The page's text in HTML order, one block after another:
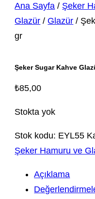
Ana Sayfa / Şeker
Glazür / Glazür /
gr
Şeker Sugar Kahve
₺85,00
Stokta yok
Stok kodu: EYL55
Şeker Hamuru ve
Açıklama